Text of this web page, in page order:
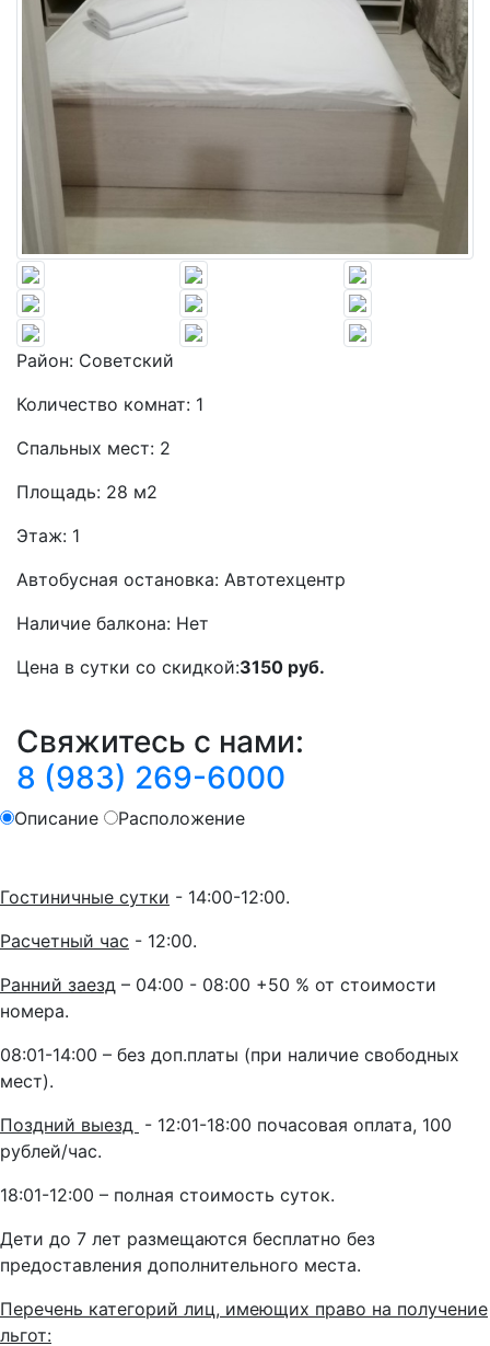
Район: Советский
Количество комнат: 1
Спальных мест: 2
Площадь: 28 м2
Этаж: 1
Автобусная остановка: Автотехцентр
Наличие балкона: Нет
Цена в сутки со скидкой:3150 руб.
Свяжитесь с нами:
8 (983) 269-6000
Описание Расположение
Гостиничные сутки - 14:00-12:00.
Расчетный час - 12:00.
Ранний заезд – 04:00 - 08:00 +50 % от стоимости
номера.
08:01-14:00 – без доп.платы (при наличие свободных
мест).
Поздний выезд - 12:01-18:00 почасовая оплата, 100
рублей/час.
18:01-12:00 – полная стоимость суток.
Дети до 7 лет размещаются бесплатно без
предоставления дополнительного места.
Перечень категорий лиц, имеющих право на получение
льгот: